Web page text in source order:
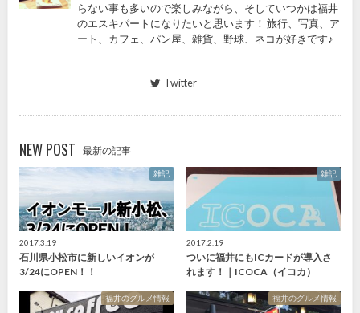
らない事も多いので楽しみながら、そしていつかは福井
のエスキパートになりたいと思います！ 旅行、写真、ア
ート、カフェ、パン屋、雑貨、野球、ネコが好きです♪
Twitter
NEW POST 最新の記事
雑記
2017.3.19
石川県小松市に新しいイオンが
3/24にOPEN！！
雑記
2017.2.19
ついに福井にもICカードが導入さ
れます！｜ICOCA（イコカ）
福井のグルメ情報 福井のグルメ情報